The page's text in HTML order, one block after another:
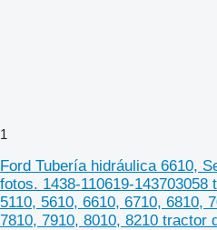
1
Ford Tubería hidráulica 6610,
fotos. 1438-110619-143703058
5110, 5610, 6610, 6710, 6810,
7810, 7910, 8010, 8210 tractor